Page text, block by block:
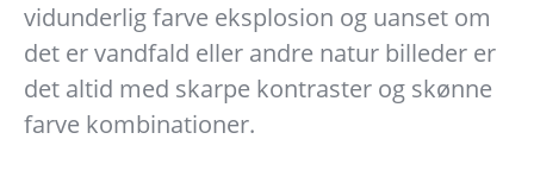
vidunderlig farve eksplosion og uanset om
det er vandfald eller andre natur billeder er
det altid med skarpe kontraster og skønne
farve kombinationer.